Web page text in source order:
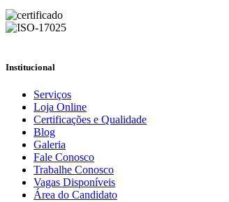
Institucional
Serviços
Loja Online
Certificações e Qualidade
Blog
Galeria
Fale Conosco
Trabalhe Conosco
Vagas Disponíveis
Área do Candidato